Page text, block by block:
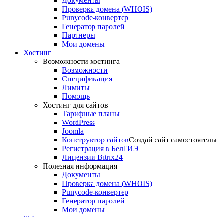
Проверка домена (WHOIS)
Punycode-конвертер
Генератор паролей
Партнеры
Мои домены
Хостинг
Возможности хостинга
Возможности
Спецификация
Лимиты
Помощь
Хостинг для сайтов
Тарифные планы
WordPress
Joomla
Конструктор сайтовСоздай сайт
Регистрация в БелГИЭ
Лицензии Bitrix24
Полезная информация
Документы
Проверка домена (WHOIS)
Punycode-конвертер
Генератор паролей
Мои домены